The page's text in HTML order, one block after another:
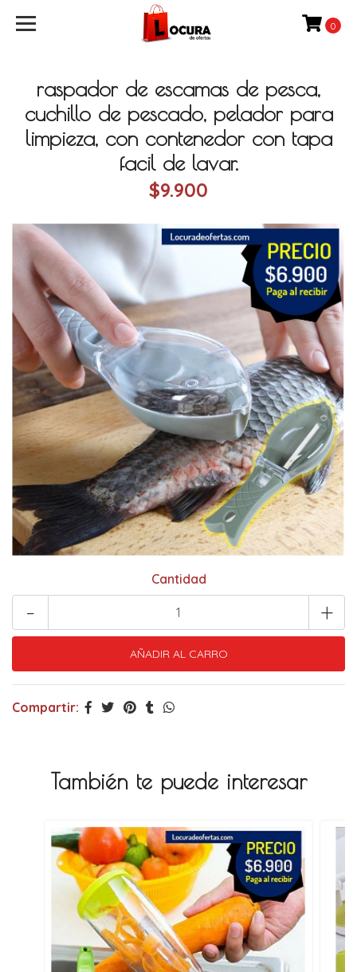
0
raspador de escamas de pesca,
cuchillo de pescado, pelador para
limpieza, con contenedor con tapa
facil de lavar.
$9.900
Cantidad
+
-
Compartir:
También te puede interesar